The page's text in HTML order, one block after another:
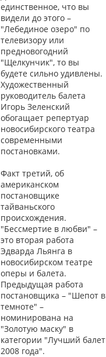
единственное, что вы
видели до этого –
"Лебединое озеро" по
телевизору или
предновогодний
"Щелкунчик", то вы
будете сильно удивлены.
Художественный
руководитель балета
Игорь Зеленский
обогащает репертуар
новосибирского театра
современными
постановками.
Факт третий, об
американском
постановщике
тайваньского
происхождения.
"Бессмертие в любви" –
это вторая работа
Эдварда Льянга в
новосибирском театре
оперы и балета.
Предыдущая работа
постановщика – "Шепот в
темноте" –
номинирована на
"Золотую маску" в
категории "Лучший балет
2008 года".